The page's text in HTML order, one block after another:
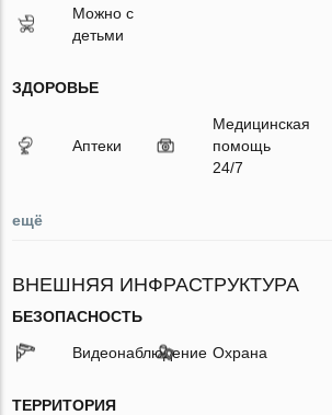
Можно с
детьми
ЗДОРОВЬЕ
Аптеки
Медицинская
помощь
24/7
ещё
ВНЕШНЯЯ ИНФРАСТРУКТУРА
БЕЗОПАСНОСТЬ
Видеонаблюдение Охрана
ТЕРРИТОРИЯ